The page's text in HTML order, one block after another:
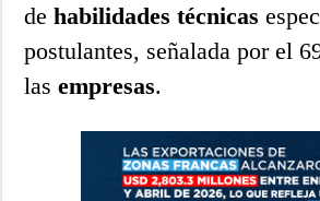
dehabilidades técnicas
postulantes, señalada por el
lasempresas.